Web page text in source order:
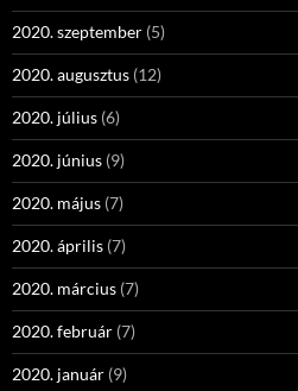
2020. szeptember (5)
2020. augusztus (12)
2020. július (6)
2020. június (9)
2020. május (7)
2020. április (7)
2020. március (7)
2020. február (7)
2020. január (9)